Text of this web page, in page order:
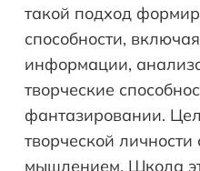
такой подход
способности,
информации,
творческие
фантазировании.
творческой
мышлением. Школа